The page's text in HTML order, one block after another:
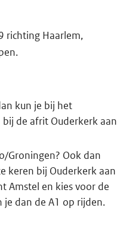
richting Haarlem,
kun je bij het
de afrit Ouderkerk aan
Groningen? Ook dan
keren bij Ouderkerk aan
Amstel en kies voor de
je dan de A1 op rijden.